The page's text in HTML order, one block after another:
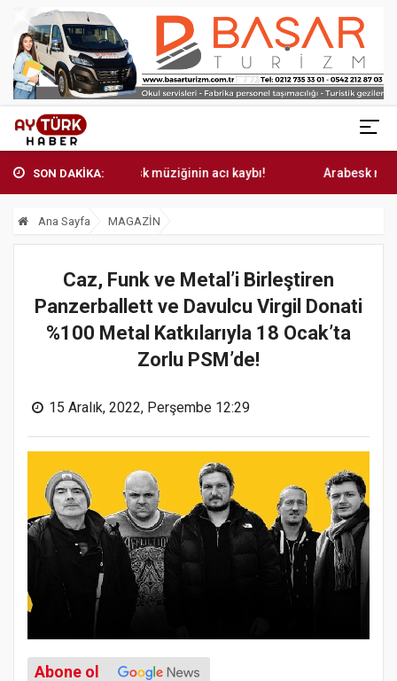
SON DAKİKA:
Arabesk müziğinin acı kaybı! Arabesk müziğinin
Ana Sayfa MAGAZİN
Caz, Funk ve Metal’i Birleştiren
Panzerballett ve Davulcu Virgil Donati
%100 Metal Katkılarıyla 18 Ocak’ta
Zorlu PSM’de!
15 Aralık, 2022, Perşembe 12:29
Abone ol